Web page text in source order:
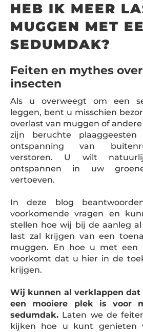
HEB IK MEER
MUGGEN MET
SEDUMDAK?
Feiten en mythes
insecten
Als u overweegt om een
leggen, bent u misschien
overlast van muggen of
zijn beruchte
ontspanning van
verstoren. U wilt
ontspannen in uw
vertoeven.
In deze blog
voorkomende vragen en
stellen hoe wij bij de aanleg
last zal krijgen van een
muggen. En hoe u met een
voorkomt dat u hier in de
krijgen.
Wij kunnen al verklappen
een mooiere plek is voor
sedumdak. Laten we de
kijken hoe u kunt genieten
en dieren
Onderhoud het sedumdak:
Feit 2: Sedumdaken bieden
Conclusie: